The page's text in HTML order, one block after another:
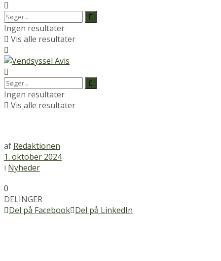
Ingen resultater
Vis alle resultater
Ingen resultater
Vis alle resultater
af Redaktionen
1. oktober 2024
i Nyheder
0
DELINGER
Del på Facebook Del på LinkedIn